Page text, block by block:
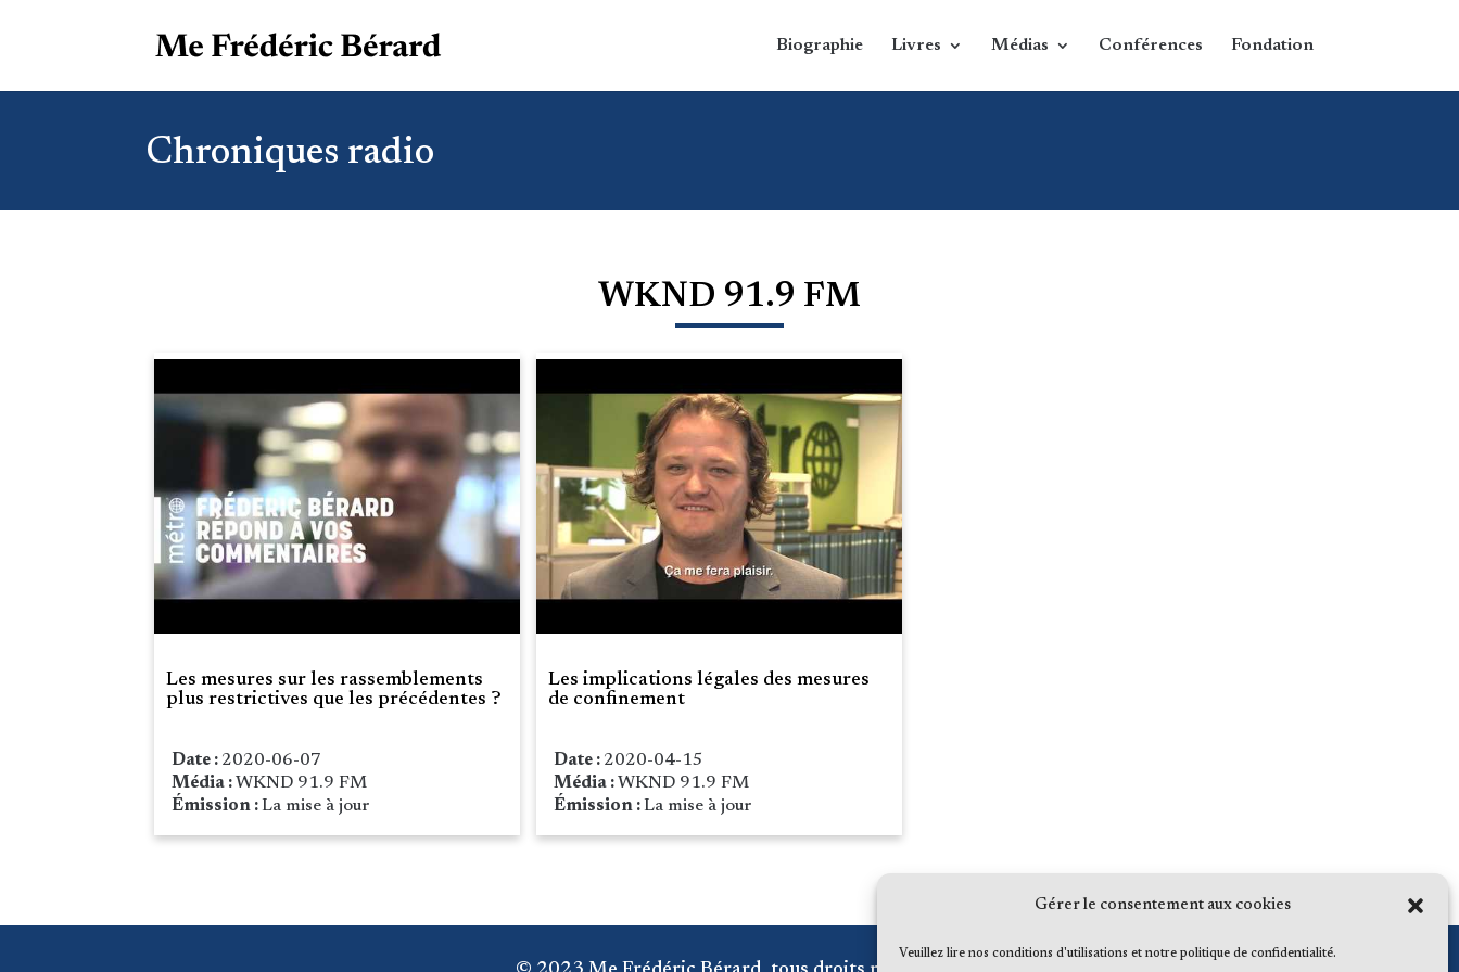
Gérer le consentement aux cookies
Veuillez lire nos conditions d'utilisations et notre politique de confidentialité.
Biographie Livres Médias Conférences Fondation
Chroniques radio
WKND 91.9 FM
Les mesures sur les rassemblements
plus restrictives que les précédentes ?
Date : 2020-06-07
Média : WKND 91.9 FM
Émission : La mise à jour
Les implications légales des mesures
de confinement
Date : 2020-04-15
Média : WKND 91.9 FM
Émission : La mise à jour